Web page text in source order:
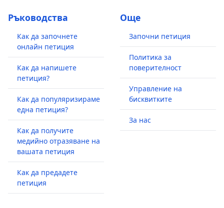
Ръководства
Как да започнете
онлайн петиция
Как да напишете
петиция?
Как да популяризираме
една петиция?
Как да получите
медийно отразяване на
вашата петиция
Как да предадете
петиция
Още
Започни петиция
Политика за
поверителност
Управление на
бисквитките
За нас